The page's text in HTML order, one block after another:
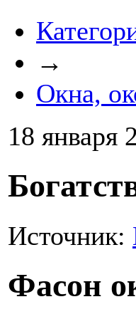
→
Окна,
18 января
Источник:
Фасон